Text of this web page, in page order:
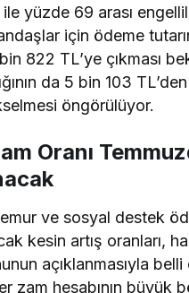
yüzde 69 arası
için ödeme
822 TL’ye çıkması
da 5 bin 103
öngörülüyor.
Oranı
ve sosyal destek
kesin artış oranları,
açıklanmasıyla
zam hesabının büyük